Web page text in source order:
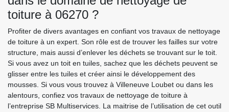
toiture à 06270 ?
Profiter de divers avantages en confiant vos travaux de nettoyage
de toiture à un expert. Son rôle est de trouver les failles sur votre
structure, mais aussi d’enlever les déchets se trouvant sur le toit.
Si vous avez un toit en tuiles, sachez que les déchets peuvent se
glisser entre les tuiles et créer ainsi le développement des
mousses. Si vous vous trouvez à Villeneuve Loubet ou dans les
alentours, confiez vos travaux de nettoyage de toiture à
l’entreprise SB Multiservices. La maitrise de l’utilisation de cet outil